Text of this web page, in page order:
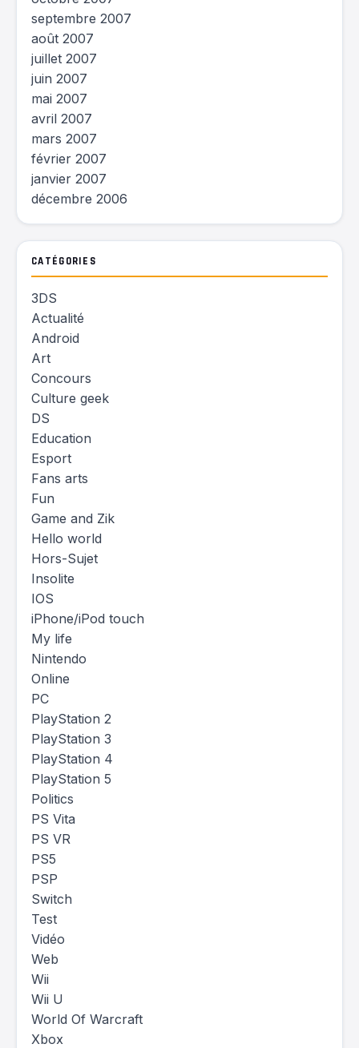
septembre 2007
août 2007
juillet 2007
juin 2007
mai 2007
avril 2007
mars 2007
février 2007
janvier 2007
décembre 2006
CATÉGORIES
3DS
Actualité
Android
Art
Concours
Culture geek
DS
Education
Esport
Fans arts
Fun
Game and Zik
Hello world
Hors-Sujet
Insolite
IOS
iPhone/iPod touch
My life
Nintendo
Online
PC
PlayStation 2
PlayStation 3
PlayStation 4
PlayStation 5
Politics
PS Vita
PS VR
PS5
PSP
Switch
Test
Vidéo
Web
Wii
Wii U
World Of Warcraft
Xbox